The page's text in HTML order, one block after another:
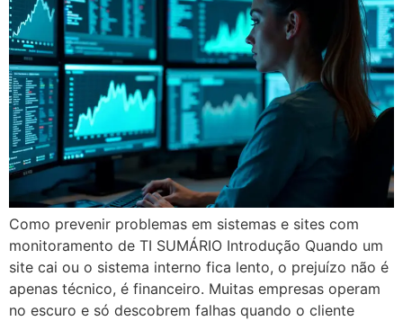
Como prevenir problemas em sistemas e sites com
monitoramento de TI SUMÁRIO Introdução Quando um
site cai ou o sistema interno fica lento, o prejuízo não é
apenas técnico, é financeiro. Muitas empresas operam
no escuro e só descobrem falhas quando o cliente